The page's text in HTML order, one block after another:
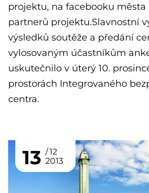
projektu, na facebooku města
partnerů projektu.Slavnostní
výsledků soutěže a předání
vylosovaným účastníkům
uskutečnilo v úterý 10.
prostorách Integrovaného
centra.
13
12
2013